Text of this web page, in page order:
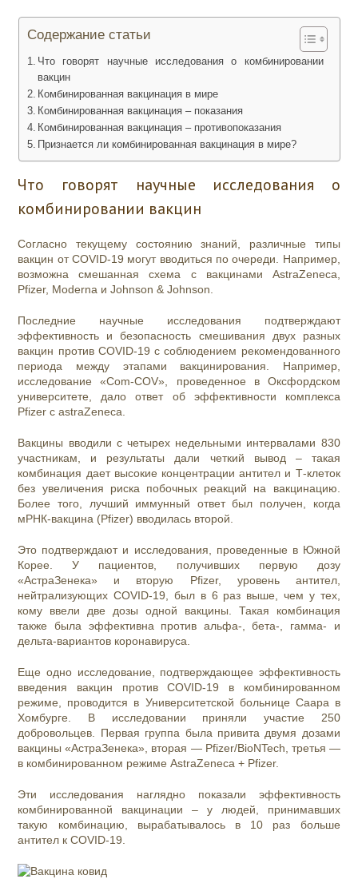
Содержание статьи
Что говорят научные исследования о комбинировании
вакцин
Комбинированная вакцинация в мире
Комбинированная вакцинация – показания
Комбинированная вакцинация – противопоказания
Признается ли комбинированная вакцинация в мире?
Что говорят научные исследования о
комбинировании вакцин
Согласно текущему состоянию знаний, различные типы
вакцин от COVID-19 могут вводиться по очереди. Например,
возможна смешанная схема с вакцинами AstraZeneca,
Pfizer, Moderna и Johnson & Johnson.
Последние научные исследования подтверждают
эффективность и безопасность смешивания двух разных
вакцин против COVID-19 с соблюдением рекомендованного
периода между этапами вакцинирования. Например,
исследование «Com-COV», проведенное в Оксфордском
университете, дало ответ об эффективности комплекса
Pfizer с astraZeneca.
Вакцины вводили с четырех недельными интервалами 830
участникам, и результаты дали четкий вывод – такая
комбинация дает высокие концентрации антител и Т-клеток
без увеличения риска побочных реакций на вакцинацию.
Более того, лучший иммунный ответ был получен, когда
мРНК-вакцина (Pfizer) вводилась второй.
Это подтверждают и исследования, проведенные в Южной
Корее. У пациентов, получивших первую дозу
«АстраЗенека» и вторую Pfizer, уровень антител,
нейтрализующих COVID-19, был в 6 раз выше, чем у тех,
кому ввели две дозы одной вакцины. Такая комбинация
также была эффективна против альфа-, бета-, гамма- и
дельта-вариантов коронавируса.
Еще одно исследование, подтверждающее эффективность
введения вакцин против COVID-19 в комбинированном
режиме, проводится в Университетской больнице Саара в
Хомбурге. В исследовании приняли участие 250
добровольцев. Первая группа была привита двумя дозами
вакцины «АстраЗенека», вторая — Pfizer/BioNTech, третья —
в комбинированном режиме AstraZeneca + Pfizer.
Эти исследования наглядно показали эффективность
комбинированной вакцинации – у людей, принимавших
такую комбинацию, вырабатывалось в 10 раз больше
антител к COVID-19.